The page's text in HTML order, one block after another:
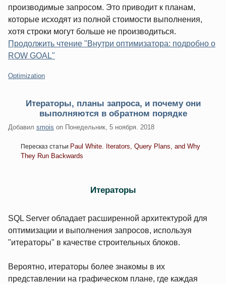
производимые запросом. Это приводит к планам,
которые исходят из полной стоимости выполнения,
хотя строки могут больше не производиться.
Продолжить чтение "Внутри оптимизатора: подробно о
ROW GOAL"
Категории:
Optimization
Итераторы, планы запроса, и почему они
выполняются в обратном порядке
Добавил smois on Понедельник, 5 ноября. 2018
Пересказ статьи Paul White. Iterators, Query Plans, and Why
They Run Backwards
Итераторы
SQL Server обладает расширенной архитектурой для
оптимизации и выполнения запросов, используя
"итераторы" в качестве строительных блоков.
Вероятно, итераторы более знакомы в их
представлении на графическом плане, где каждая